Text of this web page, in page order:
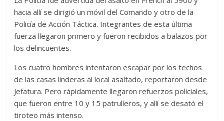
hacia allí se dirigió un móvil del Comando y otro de la
Policía de Acción Táctica. Integrantes de esta última
fuerza llegaron primero y fueron recibidos a balazos por
los delincuentes.
Los cuatro hombres intentaron escapar por los techos
de las casas linderas al local asaltado, reportaron desde
Jefatura. Pero rápidamente llegaron refuerzos policiales,
que fueron entre 10 y 15 patrulleros, y allí se desató el
tiroteo más intenso.